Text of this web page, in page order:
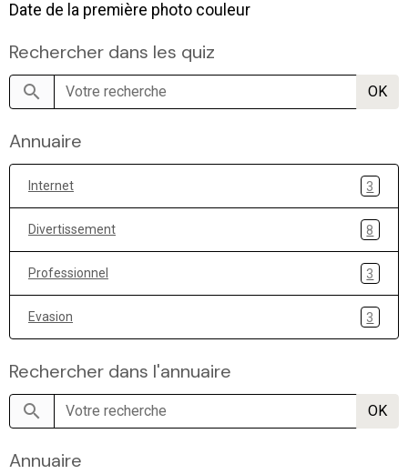
Date de la première photo couleur
Rechercher dans les quiz
OK
Annuaire
Internet 3
Divertissement 8
Professionnel 3
Evasion 3
Rechercher dans l'annuaire
OK
Annuaire